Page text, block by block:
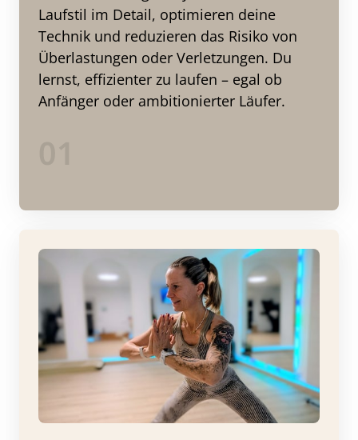
Laufstil im Detail, optimieren deine
Technik und reduzieren das Risiko von
Überlastungen oder Verletzungen. Du
lernst, effizienter zu laufen – egal ob
Anfänger oder ambitionierter Läufer.